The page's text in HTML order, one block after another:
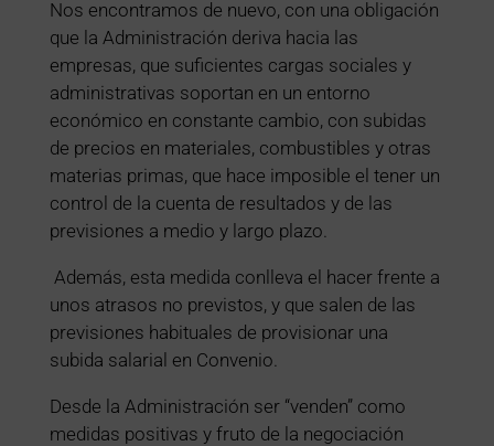
Nos encontramos de nuevo, con una obligación
que la Administración deriva hacia las
empresas, que suficientes cargas sociales y
administrativas soportan en un entorno
económico en constante cambio, con subidas
de precios en materiales, combustibles y otras
materias primas, que hace imposible el tener un
control de la cuenta de resultados y de las
previsiones a medio y largo plazo.
Además, esta medida conlleva el hacer frente a
unos atrasos no previstos, y que salen de las
previsiones habituales de provisionar una
subida salarial en Convenio.
Desde la Administración ser “venden” como
medidas positivas y fruto de la negociación